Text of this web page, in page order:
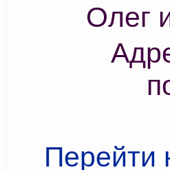
Олег
Перейти